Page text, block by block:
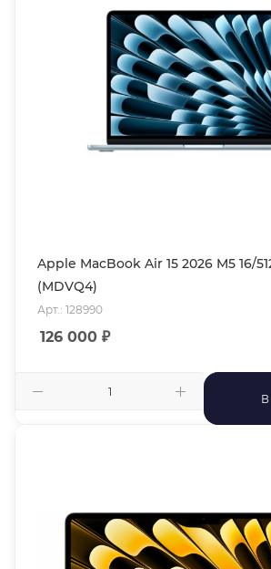
Apple MacBook Air 15 2026 M5 16/
(MDVQ4)
Арт.: 128990
126 000 ₽